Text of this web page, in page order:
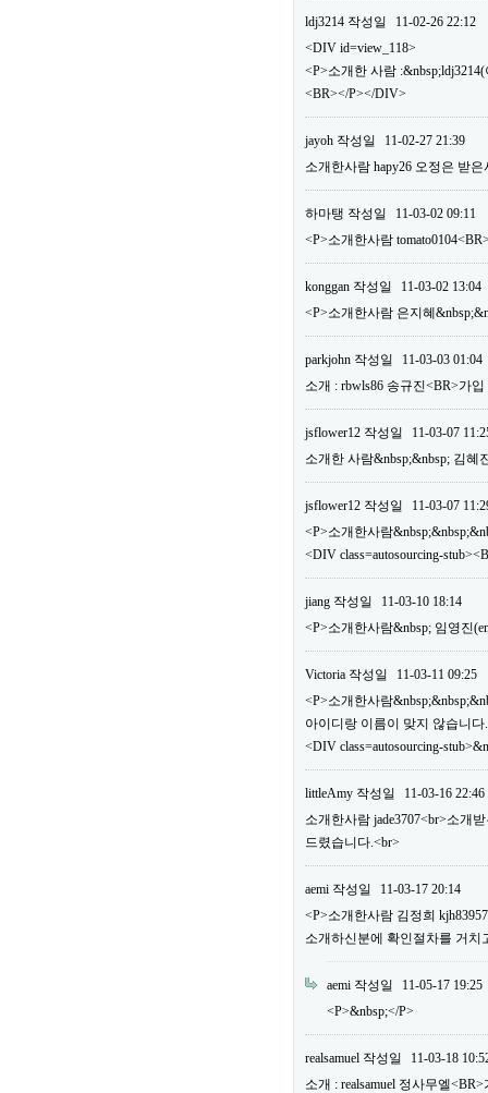
ldj3214 작성일
11-02-26 22:12
<DIV id=view_118>
<P>소개한 사람
<BR></P></DIV>
jayoh 작성일
11-02-27 21:39
소개한사람 hapy26 오정은 받
하마탱 작성일
11-03-02 09:11
<P>소개한사람
konggan 작성일
11-03-02 13:04
<P>소개한사람 은지혜
parkjohn 작성일
11-03-03 01:04
소개 : rbwls86 송규진<BR>가
jsflower12 작성일
11-03-07
소개한 사람&nbsp;&nbsp; 김혜
jsflower12 작성일
11-03-07
<P>소개한사람
<DIV class=autosourcing-
jiang 작성일
11-03-10 18:14
<P>소개한사람&nbsp; 임영진
Victoria 작성일
11-03-11 09:25
<P>소개한사람
아이디랑 이름이 맞지 않습니다.
<DIV class=autosourcing-
littleAmy 작성일
11-03-16 22:46
소개한사람 jade3707<br>소개
드렸습니다.<br>
aemi 작성일
11-03-17 20:14
<P>소개한사람 김정희
소개하신분에 확인절차를 거치
aemi 작성일
11-05-17 19:25
<P>&nbsp;</P>
realsamuel 작성일
11-03-18
소개 : realsamuel 정사무엘